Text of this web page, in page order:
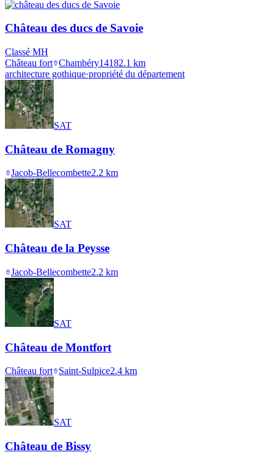
Château des ducs de Savoie
Classé MH
Château fort Chambéry14182.1 km
architecture gothique·propriété du département
SAT
Château de Romagny
Jacob-Bellecombette2.2 km
SAT
Château de la Peysse
Jacob-Bellecombette2.2 km
SAT
Château de Montfort
Château fort Saint-Sulpice2.4 km
SAT
Château de Bissy